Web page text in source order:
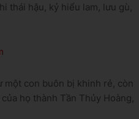
thái hậu, kỷ hiểu lam, lưu gù,
một con buôn bị khinh rẻ, còn
họ thành Tần Thủy Hoàng,